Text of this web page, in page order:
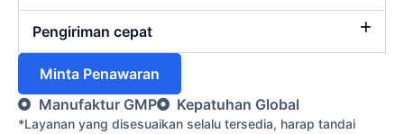
Pengiriman cepat
Minta Penawaran
Manufaktur GMP
Kepatuhan Global
*Layanan yang disesuaikan selalu tersedia, harap tandai